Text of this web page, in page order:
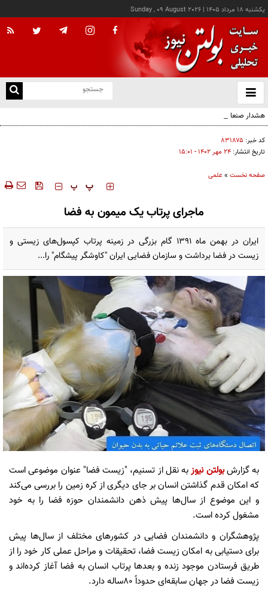
يکشنبه ۱۸ مرداد ۱۴۰۵ |
Sunday , 09 August 2026
باز
و
هشدار صنعا به عربستان: وقت تلف نکنید
کد خبر: ۸۳۱۸۷۵
تاریخ انتشار: ۲۴ مهر ۱۴۰۲ - ۱۵:۰۱
صفحه نخست »علمی
‍‍‍ پ پ
ماجرای پرتاب یک میمون به فضا
ایران در بهمن ماه ۱۳۹۱ گام بزرگی در زمینه پرتاب کپسول‌های زیستی و
زیست در فضا برداشت و سازمان فضایی ایران "کاوشگر پیشگام" را...
به گزارشبولتن نیوز به نقل از تسنیم، "زیست فضا" عنوان موضوعی است
که امکان قدم گذاشتن انسان بر جای دیگری از کره زمین را بررسی می‌کند
و این موضوع از سال‌ها پیش ذهن دانشمندان حوزه فضا را به خود
مشغول کرده است.
پژوهشگران و دانشمندان فضایی در کشورهای مختلف از سال‌ها پیش
برای دستیابی به امکان زیست فضا، تحقیقات و مراحل عملی کار خود را از
طریق فرستادن موجود زنده و بعدها پرتاب انسان به فضا آغاز کرده‌اند و
زیست فضا در جهان سابقه‌ای حدوداً 80ساله دارد.